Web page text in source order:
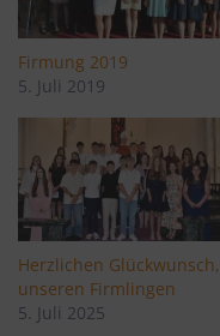
Firmung 2019
5. Juli 2019
Herzlichen Glückwunsch,
unseren Firmlingen
5. Juli 2025